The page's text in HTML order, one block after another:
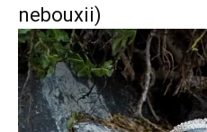
nebouxii)